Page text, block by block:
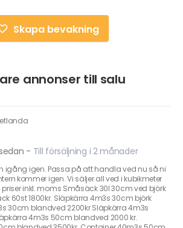
Skapa bevakning
annonser till salu
- Till försäljning i 2 månader
igång igen. Passa på att handla ved nu så ni
kommer igen. Vi säljer all ved i kubikmeter
inkl. moms Småsäck 30l 30cm ved björk
60st 1800kr. Släpkärra 4m3s 30cm björk
30cm blandved 2200kr Släpkärra 4m3s
4m3s 50cm blandved 2000 kr.